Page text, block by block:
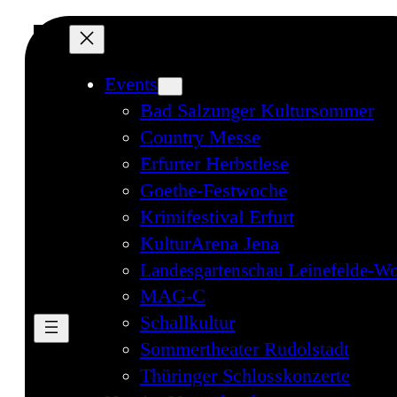
Events
Bad Salzunger Kultursommer
Country Messe
Erfurter Herbstlese
Goethe-Festwoche
Krimifestival Erfurt
KulturArena Jena
Landesgartenschau Leinefelde-
MAG-C
Schallkultur
Sommertheater Rudolstadt
Thüringer Schlosskonzerte